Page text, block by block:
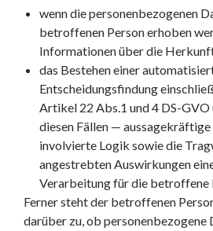
wenn die personenbezogenen
betroffenen Person erhoben
Informationen über die
das Bestehen einer
Entscheidungsfindung
Artikel 22 Abs.1 und 4 DS-
diesen Fällen —
involvierte Logik sowie die
angestrebten Auswirkungen
Verarbeitung für die betroffene
Ferner steht der betroffenen
darüber zu, ob personenbezogene